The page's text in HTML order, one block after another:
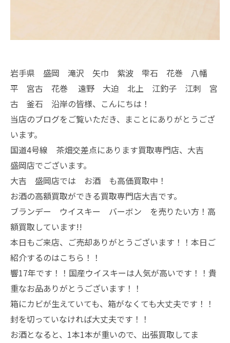
岩手県 盛岡 滝沢 矢巾 紫波 雫石 花巻 八幡
平 宮古 花巻 遠野 大迫 北上 江釣子 江刺 宮
古 釜石 沿岸の皆様、こんにちは！
当店のブログをご覧いただき、まことにありがとうござ
います。
国道4号線 茶畑交差点にあります買取専門店、大吉
盛岡店でございます。
大吉 盛岡店では お酒 も高価買取中！
お酒の高額買取ができる買取専門店大吉です。
ブランデー ウイスキー バーボン を売りたい方！高
額買取しています!!
本日もご来店、ご売却ありがとうございます！！本日ご
紹介するのはこちら！！
響17年です！！国産ウイスキーは人気が高いです！！貴
重なお品ありがとうございます！！
箱にカビが生えていても、箱がなくても大丈夫です！！
封を切っていなければ大丈夫です！！
お酒となると、1本1本が重いので、出張買取してま